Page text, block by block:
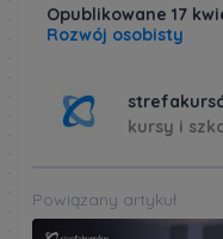
Opublikowane 17
Rozwój osobisty
kursy i
Powiązany artykuł